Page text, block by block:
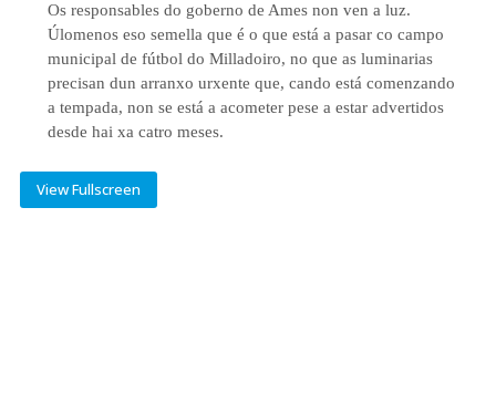
Os responsables do goberno de Ames non ven a luz.
Úlomenos eso semella que é o que está a pasar co campo
municipal de fútbol do Milladoiro, no que as luminarias
precisan dun arranxo urxente que, cando está comenzando
a tempada, non se está a acometer pese a estar advertidos
desde hai xa catro meses.
View Fullscreen